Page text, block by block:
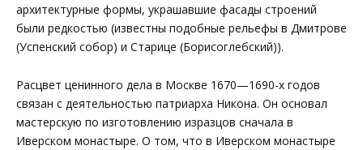
архитектурные формы, украшавшие фасады строений
были редкостью (известны подобные рельефы в Дмитрове
(Успенский собор) и Старице (Борисоглебский)).
Расцвет ценинного дела в Москве 1670—1690-х годов
связан с деятельностью патриарха Никона. Он основал
мастерскую по изготовлению изразцов сначала в
Иверском монастыре. О том, что в Иверском монастыре